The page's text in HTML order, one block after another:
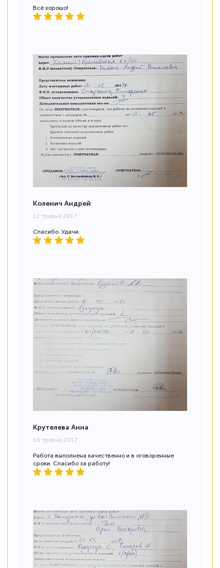
Всё хорошо!
Коленич Андрей
12 травня 2017
Спасибо. Удачи.
Крутелева Анна
10 травня 2017
Работа выполнена качественно и в оговоренные
сроки. Спасибо за работу!